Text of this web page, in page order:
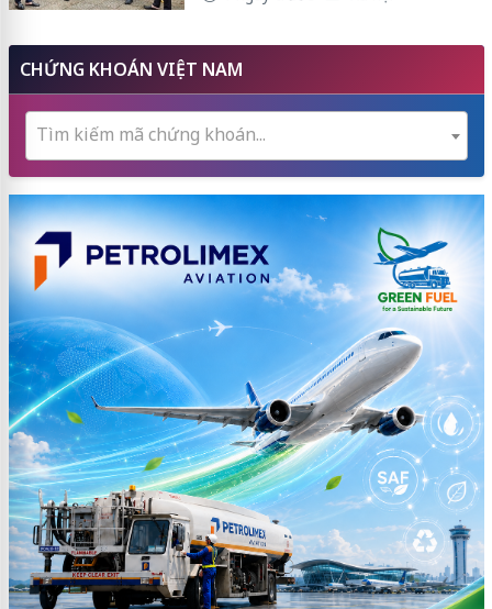
CHỨNG KHOÁN VIỆT NAM
Tìm kiếm mã chứng khoán...